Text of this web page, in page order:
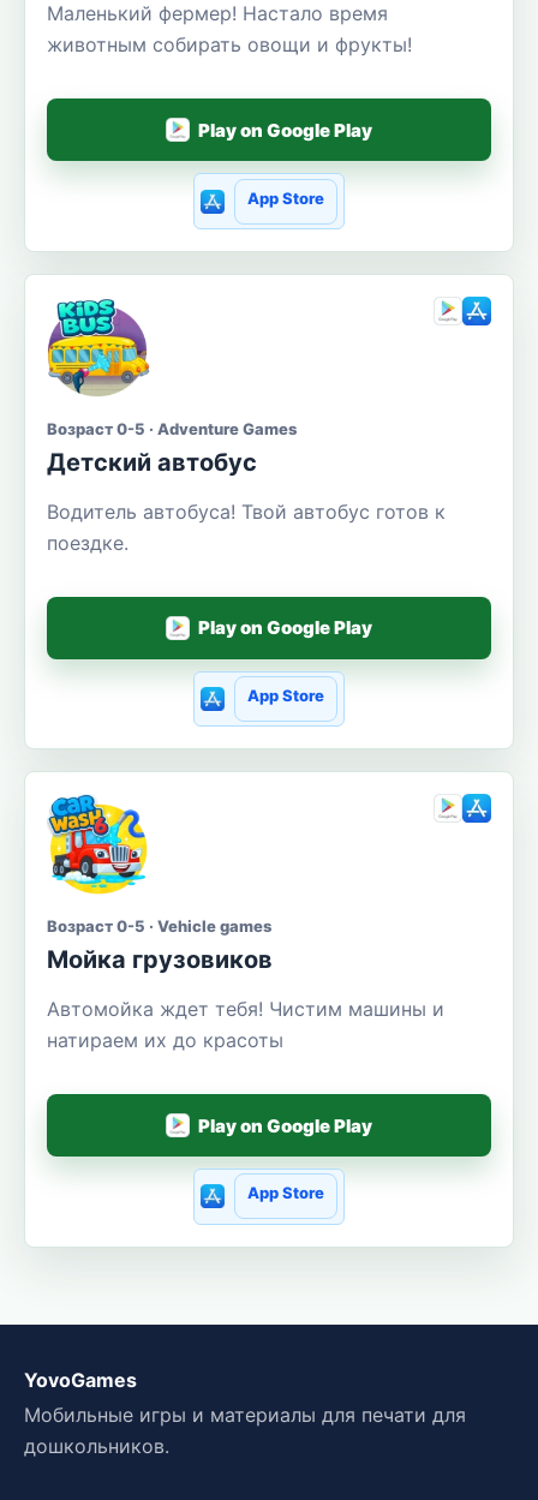
Маленький фермер! Настало время
животным собирать овощи и фрукты!
Play on Google Play
App Store
Возраст 0-5 · Adventure Games
Детский автобус
Водитель автобуса! Твой автобус готов к
поездке.
Play on Google Play
App Store
Возраст 0-5 · Vehicle games
Мойка грузовиков
Автомойка ждет тебя! Чистим машины и
натираем их до красоты
Play on Google Play
App Store
YovoGames
Мобильные игры и материалы для печати для
дошкольников.